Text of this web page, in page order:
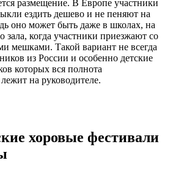
размещение. В Европе участники
ездить дешево и не пеняют на
оно может быть даже в школах, на
зала, когда участники приезжают со
мешками. Такой вариант не всегда
из России и особенно детские
которых вся полнота
на руководителе.
хоровые фестивали